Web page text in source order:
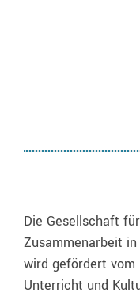
Die Gesellschaft
Zusammenarbeit
wird gefördert
Unterricht und